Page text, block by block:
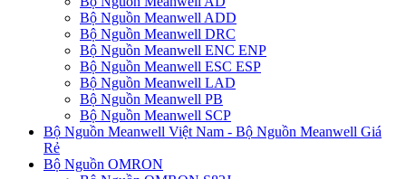
Bộ Nguồn Meanwell ADD
Bộ Nguồn Meanwell DRC
Bộ Nguồn Meanwell ENC ENP
Bộ Nguồn Meanwell ESC ESP
Bộ Nguồn Meanwell LAD
Bộ Nguồn Meanwell PB
Bộ Nguồn Meanwell SCP
Bộ Nguồn Meanwell Việt Nam - Bộ Nguồn Meanwell Giá
Rẻ
Bộ Nguồn OMRON